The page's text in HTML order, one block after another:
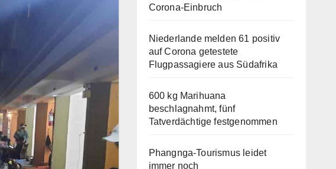
Corona-Einbruch
Niederlande melden 61 positiv
auf Corona getestete
Flugpassagiere aus Südafrika
600 kg Marihuana
beschlagnahmt, fünf
Tatverdächtige festgenommen
Phangnga-Tourismus leidet
immer noch